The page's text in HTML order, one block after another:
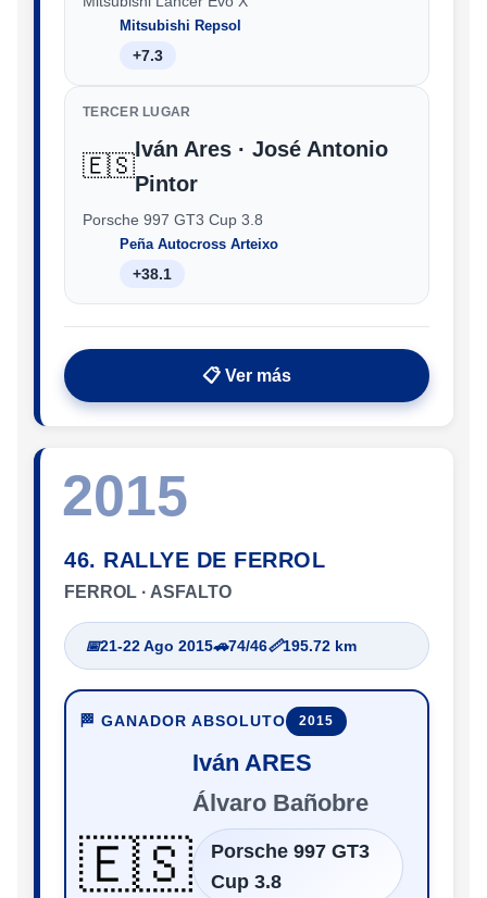
Mitsubishi Repsol
+7.3
TERCER LUGAR
🇪🇸
Iván Ares · José Antonio
Pintor
Porsche 997 GT3 Cup 3.8
Peña Autocross Arteixo
+38.1
📋 Ver más
2015
46. RALLYE DE FERROL
FERROL · ASFALTO
📅21-22 Ago 2015🚗74/46📏195.72 km
🏁 GANADOR ABSOLUTO 2015
🇪🇸
Iván ARES
Álvaro Bañobre
Porsche 997 GT3
Cup 3.8